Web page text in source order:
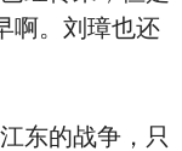
啊。刘璋也还
的战争，只